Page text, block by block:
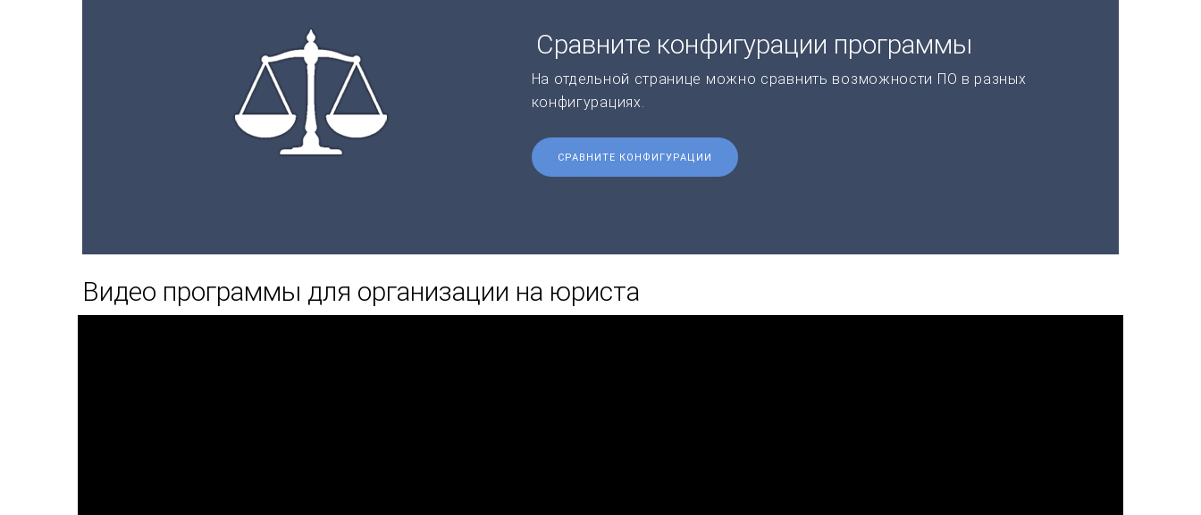
Сравните конфигурации программы
На отдельной странице можно сравнить возможности ПО в разных
конфигурациях.
СРАВНИТЕ КОНФИГУРАЦИИ
Видео программы для организации на юриста